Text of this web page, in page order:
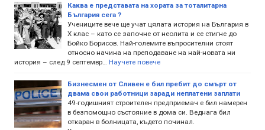
Каква е представата на хората за тоталитарна
България сега ?
Учениците вече ще учат цялата история на България в
X клас – като се започне от неолита и се стигне до
Бойко Борисов. Най-големите въпросителни стоят
относно начина на преподаване на най-новата ни
история – след 9 септемвр…
Научете повече
Бизнесмен от Сливен е бил пребит до смърт от
двама свои работници заради неплатени заплати
49-годишният строителен предприемач е бил намерен
в безпомощно състояние в дома си. Веднага бил
откаран в болницата, където починал.